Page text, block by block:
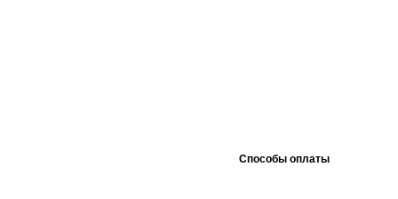
Способы оплаты